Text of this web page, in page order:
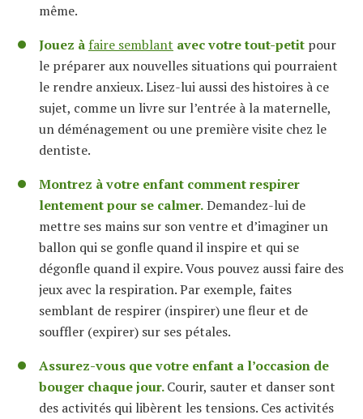
même.
Jouez à faire semblant avec votre tout-petit pour
le préparer aux nouvelles situations qui pourraient
le rendre anxieux. Lisez-lui aussi des histoires à ce
sujet, comme un livre sur l’entrée à la maternelle,
un déménagement ou une première visite chez le
dentiste.
Montrez à votre enfant comment respirer
lentement pour se calmer.Demandez-lui de
mettre ses mains sur son ventre et d’imaginer un
ballon qui se gonfle quand il inspire et qui se
dégonfle quand il expire. Vous pouvez aussi faire des
jeux avec la respiration. Par exemple, faites
semblant de respirer (inspirer) une fleur et de
souffler (expirer) sur ses pétales.
Assurez-vous que votre enfant a l’occasion de
bouger chaque jour.Courir, sauter et danser sont
des activités qui libèrent les tensions. Ces activités